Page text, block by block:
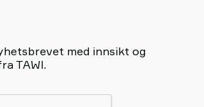
med innsikt og
TAWI.